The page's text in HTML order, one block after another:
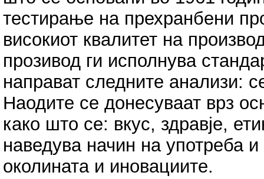
тестирање на прехранбени
високиот квалитет на
прозивод ги исполнува
направат следните анализи:
Наодите се донесуваат врз
како што се: вкус, здравје,
наведува начин на употреба
околината и иновациите.